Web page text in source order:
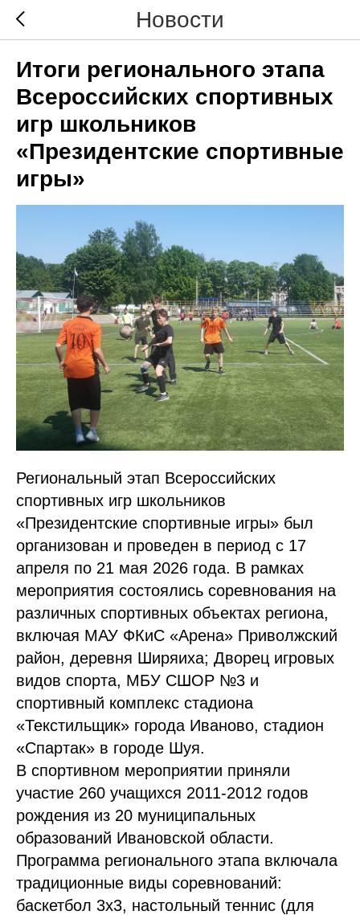
Новости
Итоги регионального этапа
Всероссийских спортивных
игр школьников
«Президентские спортивные
игры»
Региональный этап Всероссийских
спортивных игр школьников
«Президентские спортивные игры» был
организован и проведен в период с 17
апреля по 21 мая 2026 года. В рамках
мероприятия состоялись соревнования на
различных спортивных объектах региона,
включая МАУ ФКиС «Арена» Приволжский
район, деревня Ширяиха; Дворец игровых
видов спорта, МБУ СШОР №3 и
спортивный комплекс стадиона
«Текстильщик» города Иваново, стадион
«Спартак» в городе Шуя.
В спортивном мероприятии приняли
участие 260 учащихся 2011-2012 годов
рождения из 20 муниципальных
образований Ивановской области.
Программа регионального этапа включала
традиционные виды соревнований:
баскетбол 3х3, настольный теннис (для